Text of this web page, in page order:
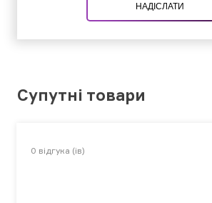
НАДІСЛАТИ
Супутні товари
0 відгука (ів)